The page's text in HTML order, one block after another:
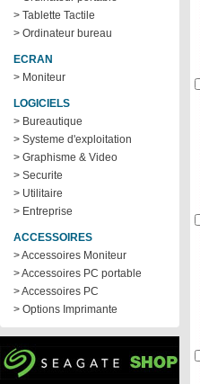
> Tablette Tactile
> Ordinateur bureau
ECRAN
> Moniteur
LOGICIELS
> Bureautique
> Systeme d'exploitation
> Graphisme & Video
> Securite
> Utilitaire
> Entreprise
ACCESSOIRES
> Accessoires Moniteur
> Accessoires PC portable
> Accessoires PC
> Options Imprimante